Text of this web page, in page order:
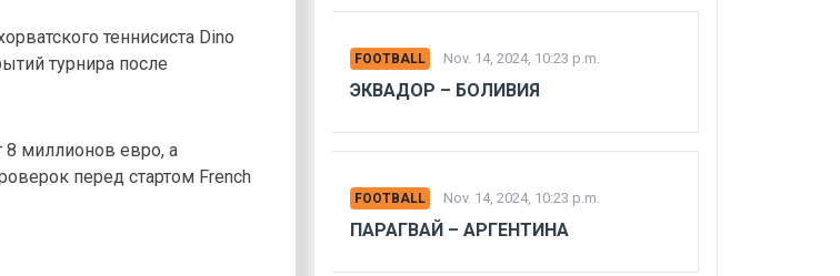
теннисиста Dino
турнира после
миллионов евро, а
перед стартом French
FOOTBALL Nov. 14, 2024, 10:23 p.m.
ЭКВАДОР – БОЛИВИЯ
FOOTBALL Nov. 14, 2024, 10:23 p.m.
ПАРАГВАЙ – АРГЕНТИНА